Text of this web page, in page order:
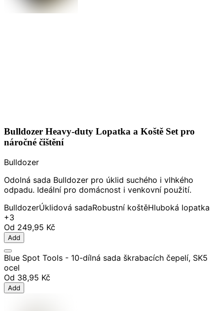
Bulldozer Heavy-duty Lopatka a Koště Set pro
náročné čištění
Bulldozer
Odolná sada Bulldozer pro úklid suchého i vlhkého
odpadu. Ideální pro domácnost i venkovní použití.
BulldozerÚklidová sadaRobustní koštěHluboká lopatka
+3
Od 249,95 Kč
Add
Blue Spot Tools - 10-dílná sada škrabacích čepelí, SK5
ocel
Od 38,95 Kč
Add